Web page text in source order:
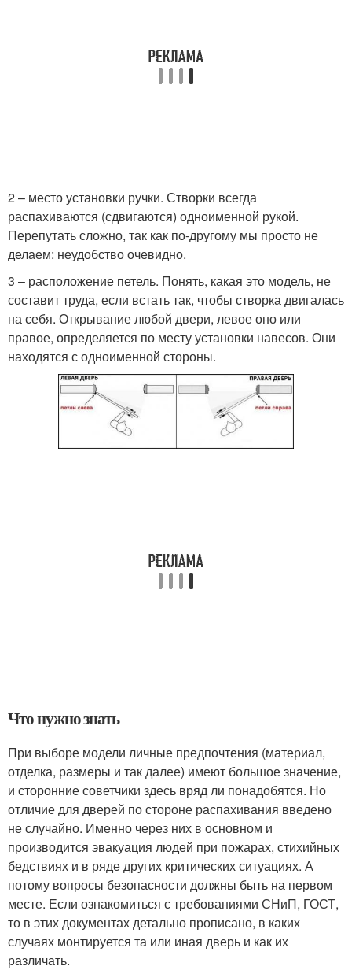
2 – место установки ручки. Створки всегда
распахиваются (сдвигаются) одноименной рукой.
Перепутать сложно, так как по-другому мы просто не
делаем: неудобство очевидно.
3 – расположение петель. Понять, какая это модель, не
составит труда, если встать так, чтобы створка двигалась
на себя. Открывание любой двери, левое оно или
правое, определяется по месту установки навесов. Они
находятся с одноименной стороны.
Что нужно знать
При выборе модели личные предпочтения (материал,
отделка, размеры и так далее) имеют большое значение,
и сторонние советчики здесь вряд ли понадобятся. Но
отличие для дверей по стороне распахивания введено
не случайно. Именно через них в основном и
производится эвакуация людей при пожарах, стихийных
бедствиях и в ряде других критических ситуациях. А
потому вопросы безопасности должны быть на первом
месте. Если ознакомиться с требованиями СНиП, ГОСТ,
то в этих документах детально прописано, в каких
случаях монтируется та или иная дверь и как их
различать.